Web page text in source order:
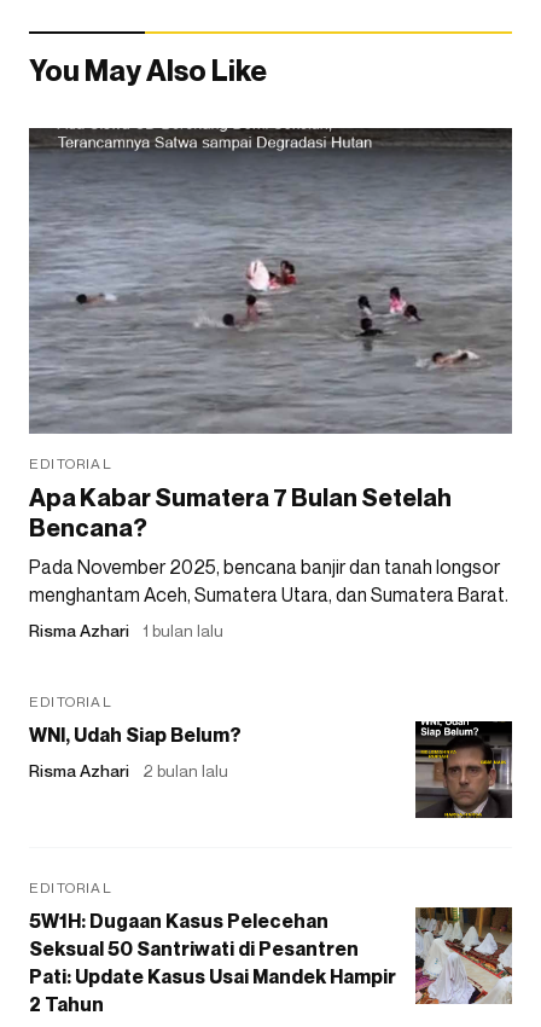
You May Also Like
EDITORIAL
Apa Kabar Sumatera 7 Bulan Setelah
Bencana?
Pada November 2025, bencana banjir dan tanah longsor
menghantam Aceh, Sumatera Utara, dan Sumatera Barat.
Risma Azhari 1 bulan lalu
EDITORIAL
WNI, Udah Siap Belum?
Risma Azhari 2 bulan lalu
EDITORIAL
5W1H: Dugaan Kasus Pelecehan
Seksual 50 Santriwati di Pesantren
Pati: Update Kasus Usai Mandek Hampir
2 Tahun